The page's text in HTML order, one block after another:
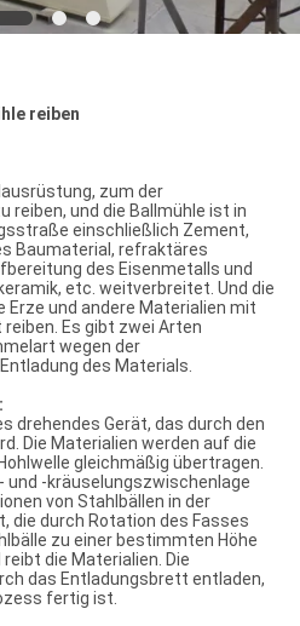
reiben
zum der
reiben, und die Ballmühle ist in
einschließlich Zement,
Baumaterial, refraktäres
des Eisenmetalls und
etc. weitverbreitet. Und die
Erze und andere Materialien mit
Es gibt zwei Arten
wegen der
des Materials.
drehendes Gerät, das durch den
Die Materialien werden auf die
gleichmäßig übertragen.
und -kräuselungszwischenlage
von Stahlbällen in der
die durch Rotation des Fasses
zu einer bestimmten Höhe
die Materialien. Die
das Entladungsbrett entladen,
fertig ist.